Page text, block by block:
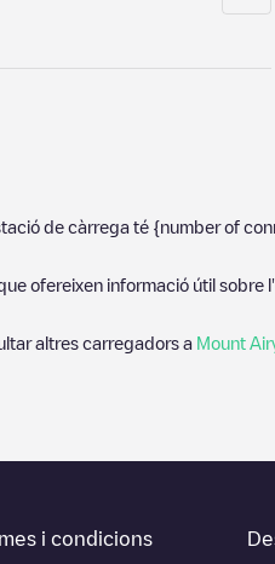
de càrrega té {number of
ofereixen informació útil
altres carregadors a Mount
i condicions